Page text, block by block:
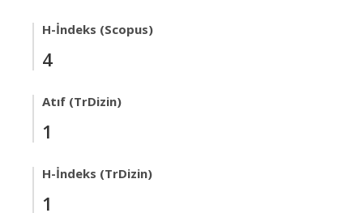
H-İndeks (Scopus)
4
Atıf (TrDizin)
1
H-İndeks (TrDizin)
1